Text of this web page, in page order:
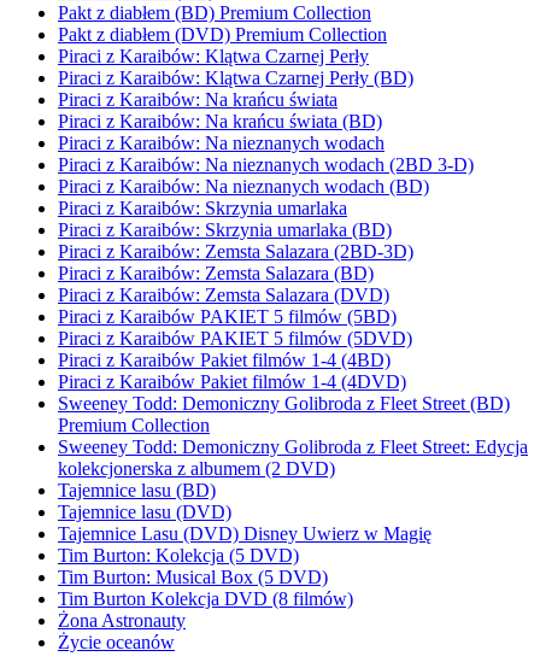
Pakt z diabłem (BD) Premium Collection
Pakt z diabłem (DVD) Premium Collection
Piraci z Karaibów: Klątwa Czarnej Perły
Piraci z Karaibów: Klątwa Czarnej Perły (BD)
Piraci z Karaibów: Na krańcu świata
Piraci z Karaibów: Na krańcu świata (BD)
Piraci z Karaibów: Na nieznanych wodach
Piraci z Karaibów: Na nieznanych wodach (2BD 3-D)
Piraci z Karaibów: Na nieznanych wodach (BD)
Piraci z Karaibów: Skrzynia umarlaka
Piraci z Karaibów: Skrzynia umarlaka (BD)
Piraci z Karaibów: Zemsta Salazara (2BD-3D)
Piraci z Karaibów: Zemsta Salazara (BD)
Piraci z Karaibów: Zemsta Salazara (DVD)
Piraci z Karaibów PAKIET 5 filmów (5BD)
Piraci z Karaibów PAKIET 5 filmów (5DVD)
Piraci z Karaibów Pakiet filmów 1-4 (4BD)
Piraci z Karaibów Pakiet filmów 1-4 (4DVD)
Sweeney Todd: Demoniczny Golibroda z Fleet Street (BD)
Premium Collection
Sweeney Todd: Demoniczny Golibroda z Fleet Street: Edycja
kolekcjonerska z albumem (2 DVD)
Tajemnice lasu (BD)
Tajemnice lasu (DVD)
Tajemnice Lasu (DVD) Disney Uwierz w Magię
Tim Burton: Kolekcja (5 DVD)
Tim Burton: Musical Box (5 DVD)
Tim Burton Kolekcja DVD (8 filmów)
Żona Astronauty
Życie oceanów